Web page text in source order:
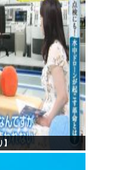
】